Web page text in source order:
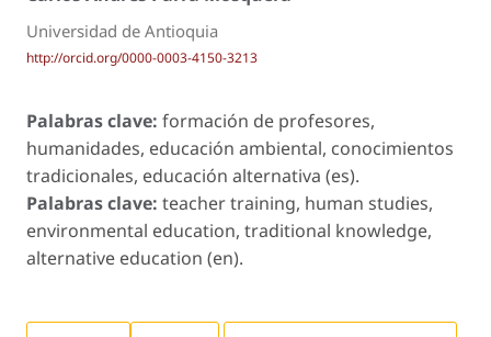
Universidad de Antioquia
http://orcid.org/0000-0003-4150-3213
Palabras clave: formación de profesores,
humanidades, educación ambiental, conocimientos
tradicionales, educación alternativa (es).
Palabras clave: teacher training, human studies,
environmental education, traditional knowledge,
alternative education (en).